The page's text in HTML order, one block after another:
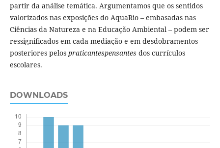
partir da análise temática. Argumentamos que os sentidos
valorizados nas exposições do AquaRio – embasadas nas
Ciências da Natureza e na Educação Ambiental – podem ser
ressignificados em cada mediação e em desdobramentos
posteriores pelos praticantespensantes dos currículos
escolares.
DOWNLOADS